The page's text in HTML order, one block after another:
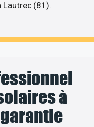
Lautrec (81).
à